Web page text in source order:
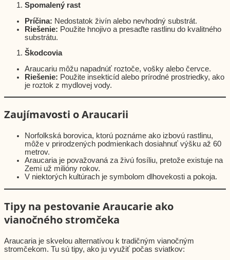
Spomalený rast
Príčina: Nedostatok živín alebo nevhodný substrát.
Riešenie: Použite hnojivo a presaďte rastlinu do kvalitného
substrátu.
Škodcovia
Araucariu môžu napadnúť roztoče, vošky alebo červce.
Riešenie: Použite insekticíd alebo prírodné prostriedky, ako
je roztok z mydlovej vody.
Zaujímavosti o Araucarii
Norfolkská borovica, ktorú poznáme ako izbovú rastlinu,
môže v prirodzených podmienkach dosiahnuť výšku až 60
metrov.
Araucaria je považovaná za živú fosíliu, pretože existuje na
Zemi už milióny rokov.
V niektorých kultúrach je symbolom dlhovekosti a pokoja.
Tipy na pestovanie Araucarie ako
vianočného stromčeka
Araucaria je skvelou alternatívou k tradičným vianočným
stromčekom. Tu sú tipy, ako ju využiť počas sviatkov: